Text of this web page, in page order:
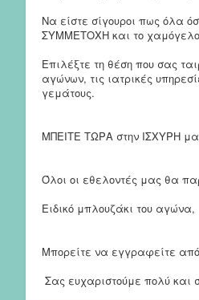
Να είστε σίγουροι πως όλα
ΣΥΜΜΕΤΟΧΗ και το
Επιλέξτε τη θέση που σας
αγώνων, τις ιατρικές
γεμάτους.
ΜΠΕΙΤΕ ΤΩΡΑ στην ΙΣΧΥΡΗ
Όλοι οι εθελοντές μας θα
Ειδικό μπλουζάκι του
Μπορείτε να εγγραφείτε
Σας ευχαριστούμε πολύ και